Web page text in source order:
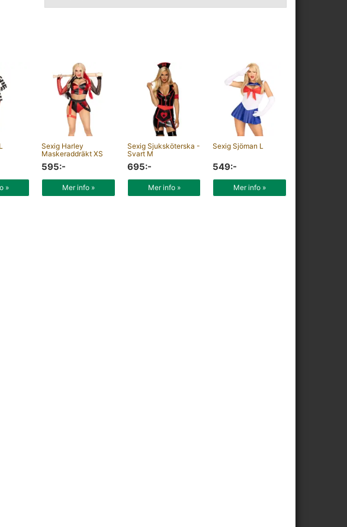
»
Sexig Harley
Maskeraddräkt XS
595:-
Mer info »
Sexig Sjuksköterska -
Svart M
695:-
Mer info »
Sexig Sjöman L
549:-
Mer info »